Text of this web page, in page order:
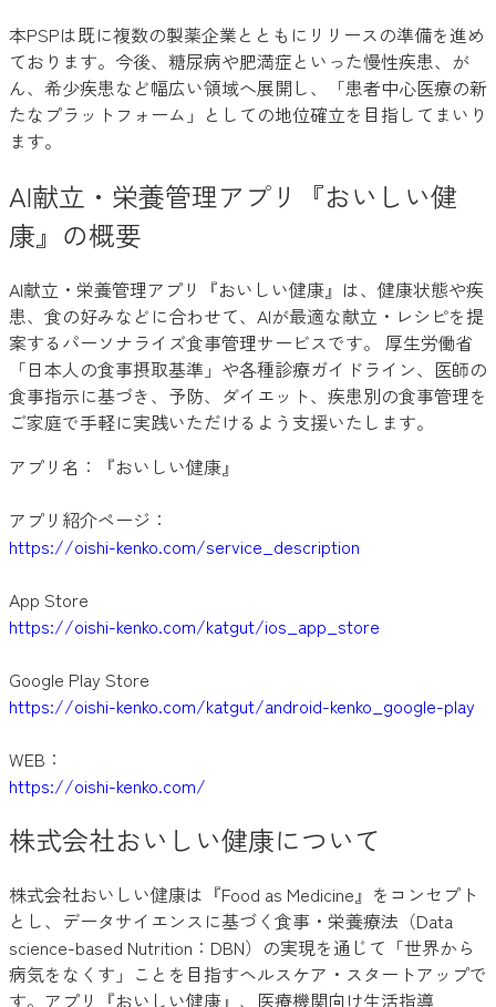
本PSPは既に複数の製薬企業とともにリリースの準備を進め
ております。今後、糖尿病や肥満症といった慢性疾患、が
ん、希少疾患など幅広い領域へ展開し、「患者中心医療の新
たなプラットフォーム」としての地位確立を目指してまいり
ます。
AI献立・栄養管理アプリ『おいしい健
康』の概要
AI献立・栄養管理アプリ『おいしい健康』は、健康状態や疾
患、食の好みなどに合わせて、AIが最適な献立・レシピを提
案するパーソナライズ食事管理サービスです。 厚生労働省
「日本人の食事摂取基準」や各種診療ガイドライン、医師の
食事指示に基づき、予防、ダイエット、疾患別の食事管理を
ご家庭で手軽に実践いただけるよう支援いたします。
アプリ名：『おいしい健康』
アプリ紹介ページ：
https://oishi-kenko.com/service_description
App Store
https://oishi-kenko.com/katgut/ios_app_store
Google Play Store
https://oishi-kenko.com/katgut/android-kenko_google-play
WEB：
https://oishi-kenko.com/
株式会社おいしい健康について
株式会社おいしい健康は『Food as Medicine』をコンセプト
とし、データサイエンスに基づく食事・栄養療法（Data
science-based Nutrition：DBN）の実現を通じて「世界から
病気をなくす」ことを目指すヘルスケア・スタートアップで
す。アプリ『おいしい健康』、医療機関向け生活指導